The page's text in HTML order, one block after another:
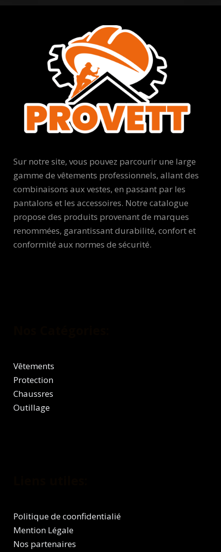
Sur notre site, vous pouvez parcourir une large
gamme de vêtements professionnels, allant des
combinaisons aux vestes, en passant par les
pantalons et les accessoires. Notre catalogue
propose des produits provenant de marques
renommées, garantissant durabilité, confort et
conformité aux normes de sécurité.
Vêtements
Protection
Chaussres
Outillage
Politique de coonfidentialié
Mention Légale
Nos partenaires